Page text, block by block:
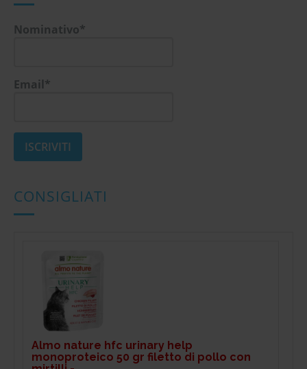
Nominativo*
Email*
CONSIGLIATI
Almo nature hfc urinary help
monoproteico 50 gr filetto di pollo con